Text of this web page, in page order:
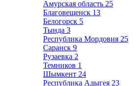
Амурская область 25
Благовещенск 13
Белогорск 5
Тында 3
Республика Мордовия 25
Саранск 9
Рузаевка 2
Темников 1
Шымкент 24
Республика Адыгея 23